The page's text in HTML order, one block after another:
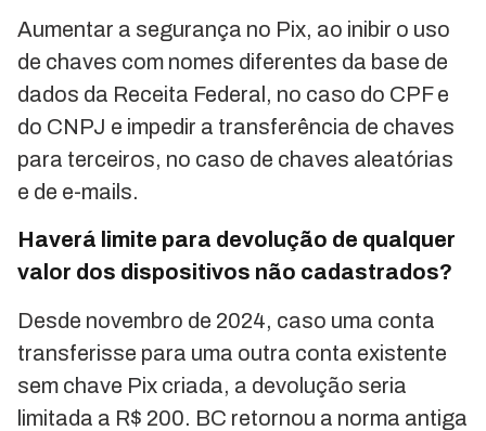
Aumentar a segurança no Pix, ao inibir o uso
de chaves com nomes diferentes da base de
dados da Receita Federal, no caso do CPF e
do CNPJ e impedir a transferência de chaves
para terceiros, no caso de chaves aleatórias
e de e-mails.
Haverá limite para devolução de qualquer
valor dos dispositivos não cadastrados?
Desde novembro de 2024, caso uma conta
transferisse para uma outra conta existente
sem chave Pix criada, a devolução seria
limitada a R$ 200. BC retornou a norma antiga